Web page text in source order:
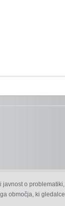
javnost o problematiki,
območja, ki